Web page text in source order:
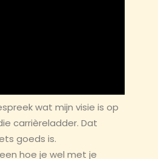
wat mijn visie is op
carrièreladder. Dat
goeds is.
hoe je wel met je